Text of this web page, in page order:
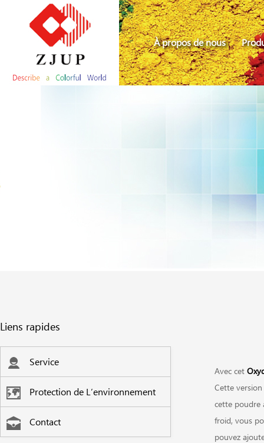
À propos de nous
Liens rapides
Service
Protection de L’environnement
Contact
Avec cet
Cette
cette poudre
froid, vous
pouvez